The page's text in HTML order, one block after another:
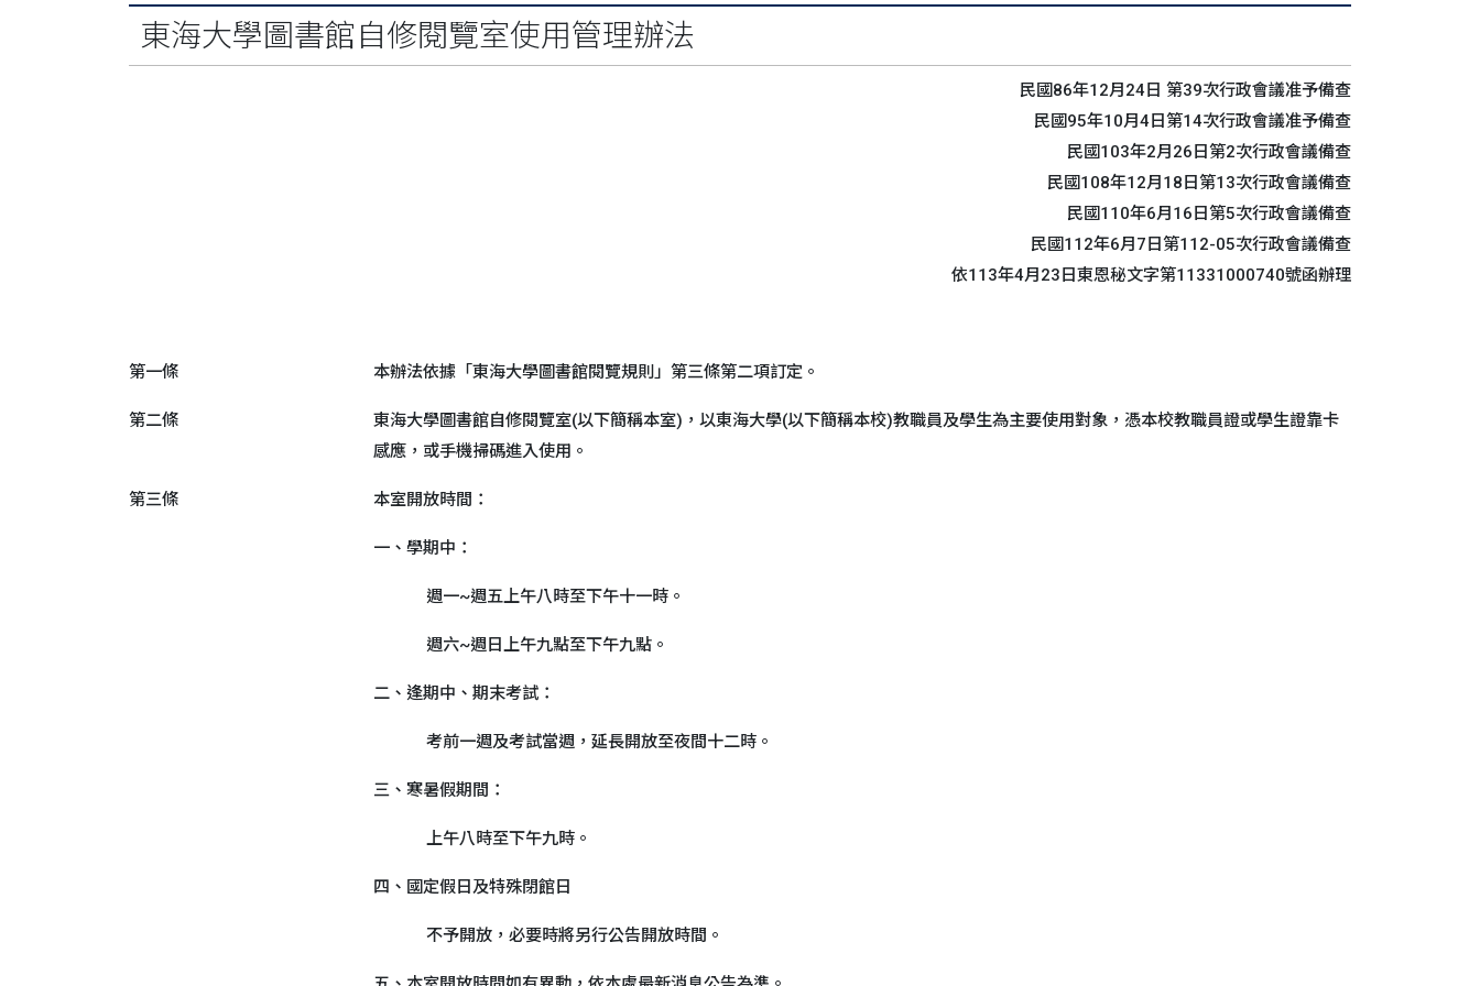
東海大學圖書館自修閱覽室使用管理辦法
民國86年12月24日 第39次行政會議准予備查
民國95年10月4日第14次行政會議准予備查
民國103年2月26日第2次行政會議備查
民國108年12月18日第13次行政會議備查
民國110年6月16日第5次行政會議備查
民國112年6月7日第112-05次行政會議備查
依113年4月23日東恩秘文字第11331000740號函辦理
第一條 本辦法依據「東海大學圖書館閱覽規則」第三條第二項訂定。
第二條
東海大學圖書館自修閱覽室(以下簡稱本室)，以東海大學(以下簡稱本校)教職員及學生為主要使用對象，憑本校教職員證或學生證靠卡
感應，或手機掃碼進入使用。
第三條 本室開放時間：
一、學期中：
週一~週五上午八時至下午十一時。
週六~週日上午九點至下午九點。
二、逢期中、期末考試：
考前一週及考試當週，延長開放至夜間十二時。
三、寒暑假期間：
上午八時至下午九時。
四、國定假日及特殊閉館日
不予開放，必要時將另行公告開放時間。